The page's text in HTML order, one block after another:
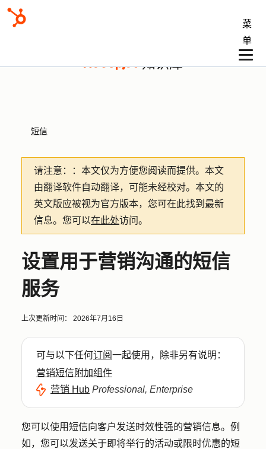
菜
单
知识库
短信
请注意： ：本文仅为方便您阅读而提供。 本文
由翻译软件自动翻译，可能未经校对。本文的
英文版应被视为官方版本，您可在此找到最新
信息。您可以在此处访问。
设置用于营销沟通的短信
服务
上次更新时间： 2026年7月16日
可与以下任何订阅一起使用，除非另有说明：
营销短信附加组件
营销 Hub Professional, Enterprise
您可以使用短信向客户发送时效性强的营销信息。例
如，您可以发送关于即将举行的活动或限时优惠的短